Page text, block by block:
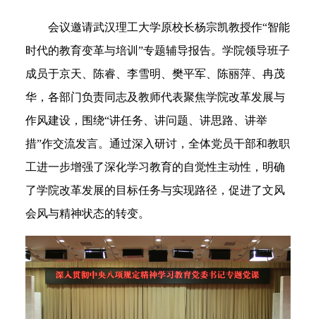
会议邀请武汉理工大学原校长杨宗凯教授作“智能
时代的教育变革与培训”专题辅导报告。学院领导班子
成员于京天、陈睿、李雪明、樊平军、陈丽萍、冉茂
华，各部门负责同志及教师代表聚焦学院改革发展与
作风建设，围绕“讲任务、讲问题、讲思路、讲举
措”作交流发言。通过深入研讨，全体党员干部和教职
工进一步增强了深化学习教育的自觉性主动性，明确
了学院改革发展的目标任务与实现路径，促进了文风
会风与精神状态的转变。